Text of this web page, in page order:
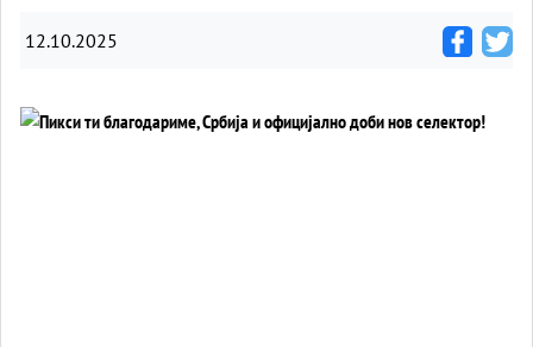
12.10.2025